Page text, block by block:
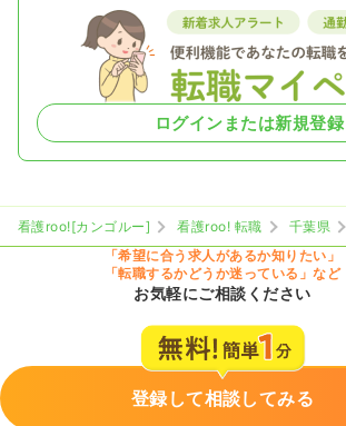
ログインまたは新規登録
看護roo![カンゴルー] 看護roo! 転職 千葉県
「希望に合う求人があるか知りたい」
「転職するかどうか迷っている」など
お気軽にご相談ください
登録して相談してみる